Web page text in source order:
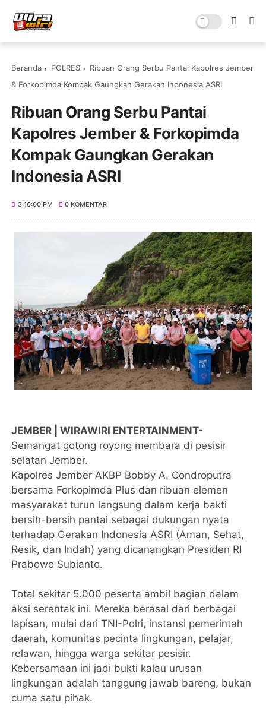
Beranda POLRES
Ribuan Orang Serbu Pantai Kapolres Jember
& Forkopimda Kompak Gaungkan Gerakan Indonesia ASRI
Ribuan Orang Serbu Pantai
Kapolres Jember & Forkopimda
Kompak Gaungkan Gerakan
Indonesia ASRI
3:10:00 PM 0 KOMENTAR
JEMBER | WIRAWIRI ENTERTAINMENT-
Semangat gotong royong membara di pesisir
selatan Jember.
Kapolres Jember AKBP Bobby A. Condroputra
bersama Forkopimda Plus dan ribuan elemen
masyarakat turun langsung dalam kerja bakti
bersih-bersih pantai sebagai dukungan nyata
terhadap Gerakan Indonesia ASRI (Aman, Sehat,
Resik, dan Indah) yang dicanangkan Presiden RI
Prabowo Subianto.
Total sekitar 5.000 peserta ambil bagian dalam
aksi serentak ini. Mereka berasal dari berbagai
lapisan, mulai dari TNI-Polri, instansi pemerintah
daerah, komunitas pecinta lingkungan, pelajar,
relawan, hingga warga sekitar pesisir.
Kebersamaan ini jadi bukti kalau urusan
lingkungan adalah tanggung jawab bareng, bukan
cuma satu pihak.